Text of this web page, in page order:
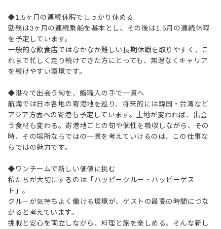
◆1.5ヶ月の連続休暇でしっかり休める
勤務は3ヶ月の連続乗船を基本とし、その後は1.5月の連続休暇
を予定しています。
一般的な飲食店ではなかなか難しい長期休暇を取りやすく、こ
れまで忙しく走り続けてきた方にとっても、無理なくキャリア
を続けやすい環境です。
◆港々で出会う旬を、鮨職人の手で一貫へ
航海では日本各地の寄港地を巡り、将来的には韓国・台湾など
アジア方面への寄港も予定しています。土地が変われば、出会
う食材も変わる。寄港地ごとの旬や個性を吸収しながら、その
時、その場所ならではの一貫を考えていけるのは、この仕事な
らではの魅力です。
◆ワンチームで新しい価値に挑む
私たちが大切にするのは「ハッピークルー・ハッピーゲス
ト」。
クルーが気持ちよく働ける環境が、ゲストの最高の時間につな
がると考えています。
挑戦と安心を両立しながら、料理と旅を楽しめる。そんな新し